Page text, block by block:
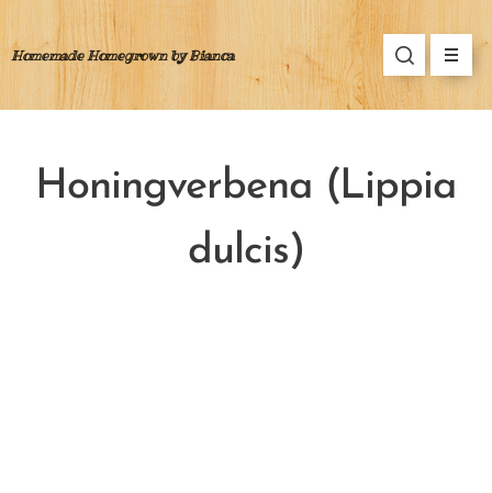
Homemade Homegrown by Bianca
Honingverbena (Lippia
dulcis)